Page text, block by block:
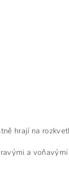
hrají na
a